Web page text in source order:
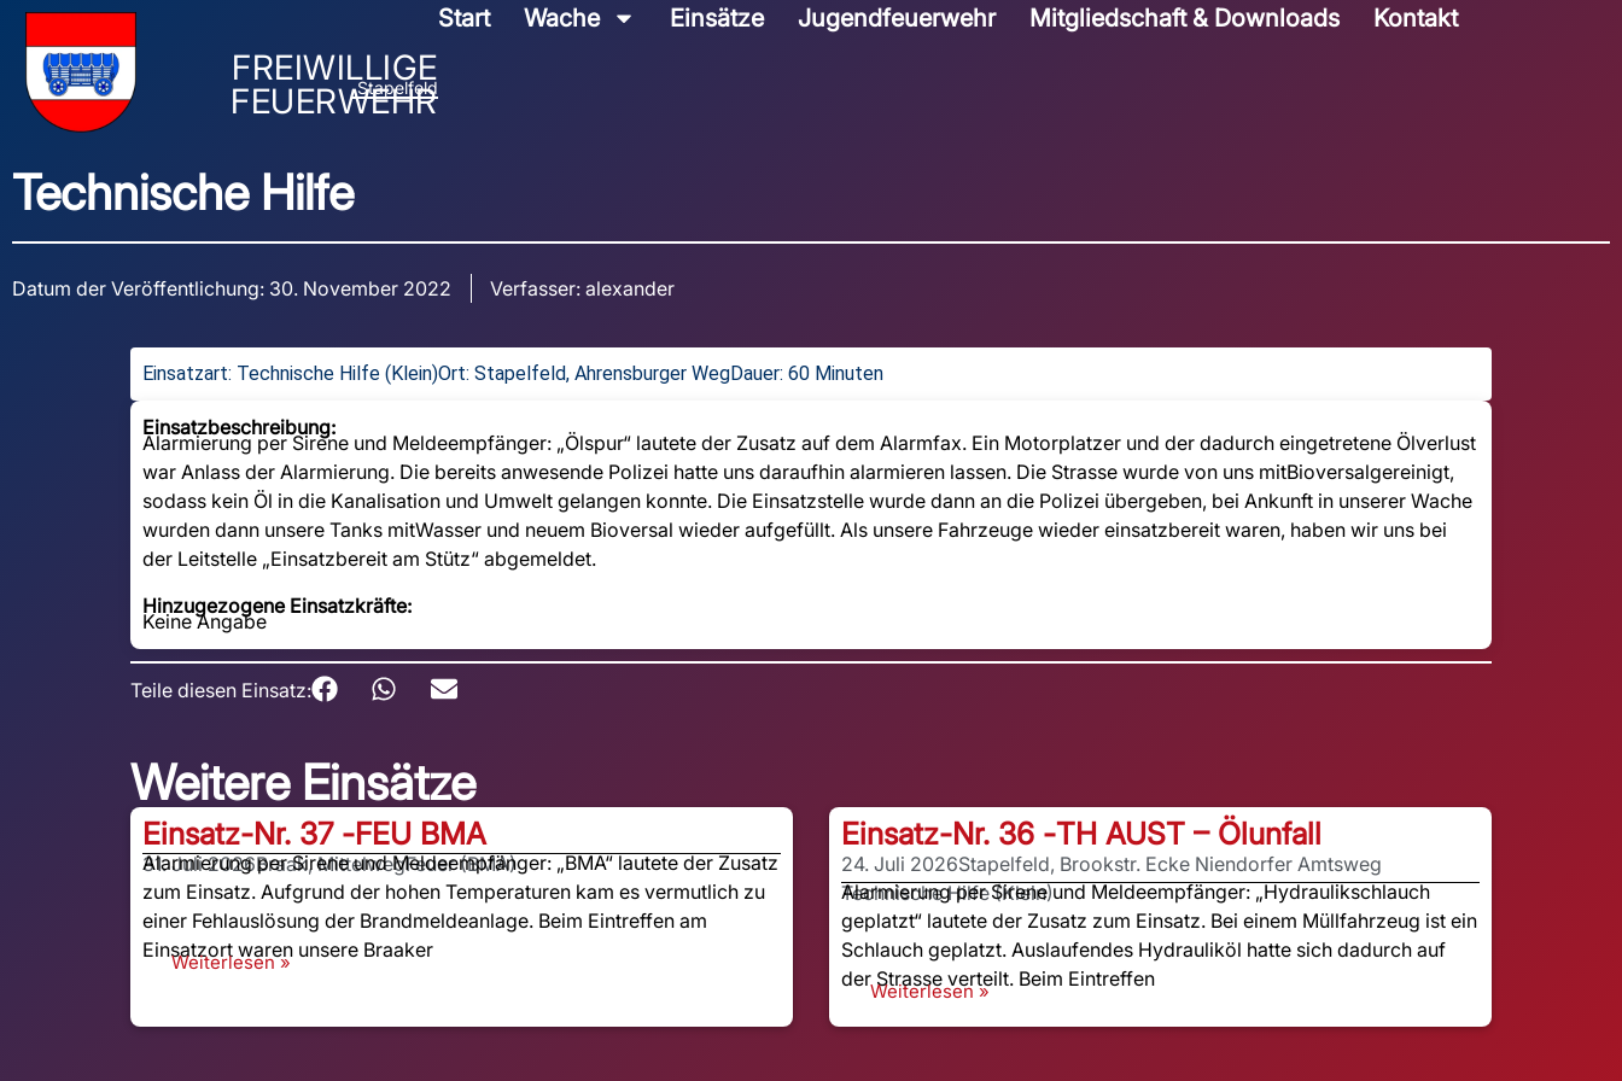
FREIWILLIGE
FEUERWEHR
Stapelfeld
Start Wache Einsätze Jugendfeuerwehr Mitgliedschaft & Downloads Kontakt
Technische Hilfe
Datum der Veröffentlichung: 30. November 2022 Verfasser: alexander
Einsatzart: Technische Hilfe (Klein)Ort: Stapelfeld, Ahrensburger WegDauer: 60 Minuten
Einsatzbeschreibung:
Alarmierung per Sirene und Meldeempfänger: „Ölspur“ lautete der Zusatz auf dem Alarmfax. Ein Motorplatzer und der dadurch eingetretene Ölverlust
war Anlass der Alarmierung. Die bereits anwesende Polizei hatte uns daraufhin alarmieren lassen. Die Strasse wurde von uns mitBioversalgereinigt,
sodass kein Öl in die Kanalisation und Umwelt gelangen konnte. Die Einsatzstelle wurde dann an die Polizei übergeben, bei Ankunft in unserer Wache
wurden dann unsere Tanks mitWasser und neuem Bioversal wieder aufgefüllt. Als unsere Fahrzeuge wieder einsatzbereit waren, haben wir uns bei
der Leitstelle „Einsatzbereit am Stütz“ abgemeldet.
Hinzugezogene Einsatzkräfte:
Keine Angabe
Teile diesen Einsatz:
Weitere Einsätze
Einsatz-Nr. 37 -FEU BMA
31. Juli 2026Braak, MittelwegFeuer (BMA)
Alarmierung per Sirene und Meldeempfänger: „BMA“ lautete der Zusatz
zum Einsatz. Aufgrund der hohen Temperaturen kam es vermutlich zu
einer Fehlauslösung der Brandmeldeanlage. Beim Eintreffen am
Einsatzort waren unsere Braaker
Weiterlesen »
Einsatz-Nr. 36 -TH AUST – Ölunfall
24. Juli 2026Stapelfeld, Brookstr. Ecke Niendorfer Amtsweg
Technische Hilfe (Klein)
Alarmierung per Sirene und Meldeempfänger: „Hydraulikschlauch
geplatzt“ lautete der Zusatz zum Einsatz. Bei einem Müllfahrzeug ist ein
Schlauch geplatzt. Auslaufendes Hydrauliköl hatte sich dadurch auf
der Strasse verteilt. Beim Eintreffen
Weiterlesen »